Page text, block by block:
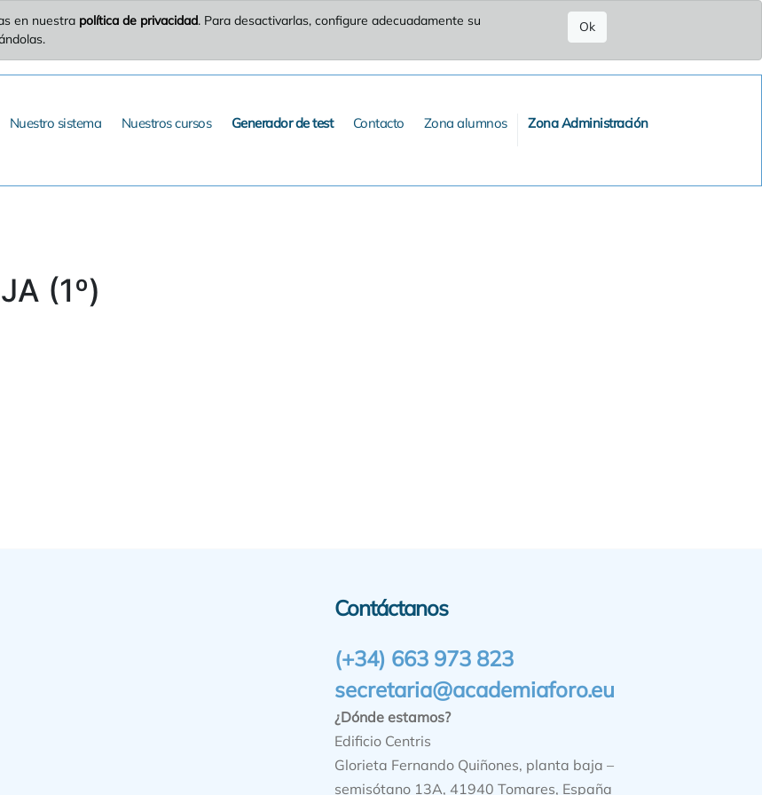
en nuestra política de privacidad. Para desactivarlas, configure adecuadamente su
Ok
Nuestro sistema Nuestros cursos Generador de test Contacto Zona alumnos Zona Administración
(1º)
Contáctanos
(+34) 663 973 823
secretaria@academiaforo.eu
¿Dónde estamos?
Edificio Centris
Glorieta Fernando Quiñones, planta baja –
semisótano 13A, 41940 Tomares, España